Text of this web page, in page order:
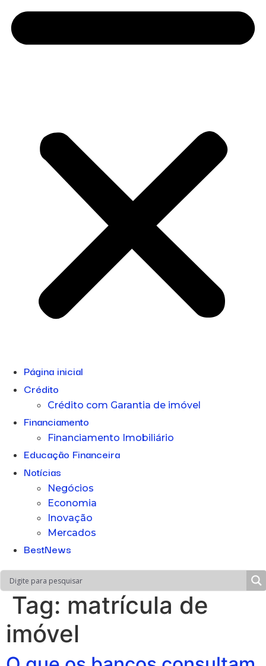
Página inicial
Crédito
Crédito com Garantia de imóvel
Financiamento
Financiamento Imobiliário
Educação Financeira
Notícias
Negócios
Economia
Inovação
Mercados
BestNews
Tag: matrícula de
imóvel